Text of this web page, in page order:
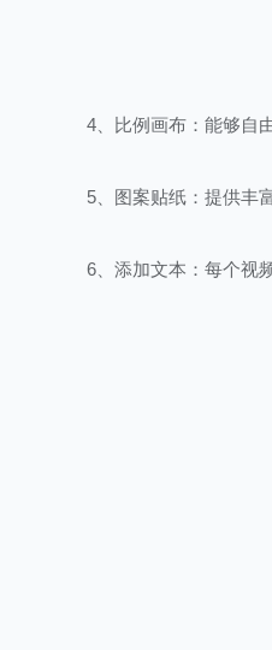
4、比例画布：能够自
5、图案贴纸：提供丰
6、添加文本：每个视